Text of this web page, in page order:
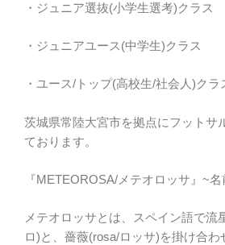
・ジュニア選抜(小学生選考)クラス
・ジュニアユース(中学生)クラス
・ユース/トップ(高校生/社会人)クラ
茨城県常陸大宮市を拠点にフットサ
ております。
『METEOROSA/メテオロッサ』~
メテオロッサとは、スペイン語で流
ロ)と、薔薇(rosa/ロッサ)を掛け合わ